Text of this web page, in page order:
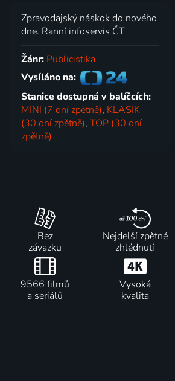
Zpravodajský náskok do nového
dne. Ranní infoservis ČT
Žánr: Publicistika
Vysíláno na:
Stanice dostupná v balíčcích:
MINI (7 dní zpětně), KLASIK
(30 dní zpětně),TOP (30 dní
zpětně)
Bez
závazku
Nejdelší zpětné
zhlédnutí
9566 filmů
a seriálů
Vysoká
kvalita